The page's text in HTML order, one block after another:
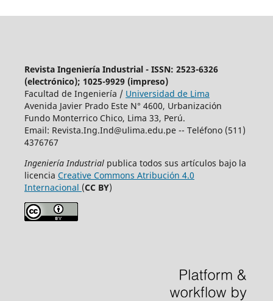
Revista Ingeniería Industrial - ISSN: 2523-6326
(electrónico); 1025-9929 (impreso)
Facultad de Ingeniería / Universidad de Lima
Avenida Javier Prado Este N° 4600, Urbanización
Fundo Monterrico Chico, Lima 33, Perú.
Email: Revista.Ing.Ind@ulima.edu.pe-- Teléfono (511)
4376767
Ingeniería Industrial publica todos sus artículos bajo la
licencia Creative Commons Atribución 4.0
Internacional (CC BY)